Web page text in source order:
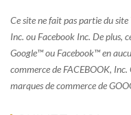
Ce site ne fait pas partie du
Inc. ou Facebook Inc. De plus,
Google™ ou Facebook™ en
commerce de FACEBOOK,
marques de commerce de